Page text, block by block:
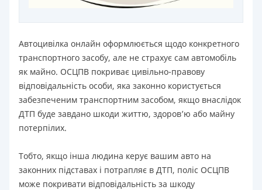
Автоцивілка онлайн оформлюється щодо конкретного
транспортного засобу, але не страхує сам автомобіль
як майно. ОСЦПВ покриває цивільно-правову
відповідальність особи, яка законно користується
забезпеченим транспортним засобом, якщо внаслідок
ДТП буде завдано шкоди життю, здоров’ю або майну
потерпілих.
Тобто, якщо інша людина керує вашим авто на
законних підставах і потрапляє в ДТП, поліс ОСЦПВ
може покривати відповідальність за шкоду